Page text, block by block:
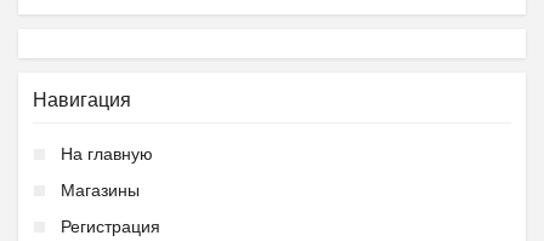
Навигация
На главную
Магазины
Регистрация